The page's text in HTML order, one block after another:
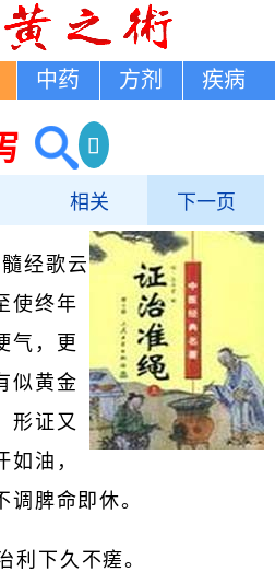
中药 方剂 疾病
相关 下一页
经歌云
使终年
气，更
似黄金
形证又
油，
调脾命即休。
利下久不瘥。